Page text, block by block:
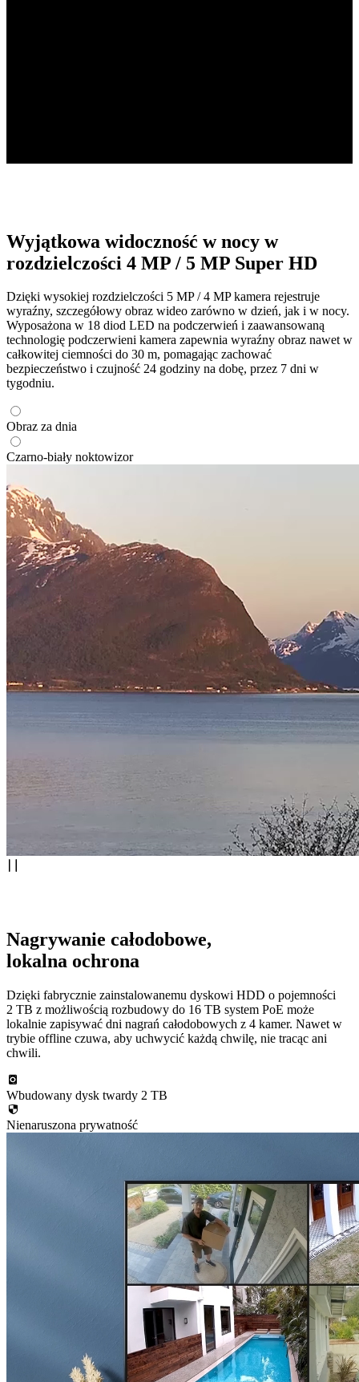
Wyjątkowa widoczność w nocy w
rozdzielczości 4 MP / 5 MP Super HD
Dzięki wysokiej rozdzielczości 5 MP / 4 MP kamera rejestruje
wyraźny, szczegółowy obraz wideo zarówno w dzień, jak i w nocy.
Wyposażona w 18 diod LED na podczerwień i zaawansowaną
technologię podczerwieni kamera zapewnia wyraźny obraz nawet w
całkowitej ciemności do 30 m, pomagając zachować
bezpieczeństwo i czujność 24 godziny na dobę, przez 7 dni w
tygodniu.
Obraz za dnia
Czarno-biały noktowizor
Nagrywanie całodobowe,
lokalna ochrona
Dzięki fabrycznie zainstalowanemu dyskowi HDD o pojemności
2 TB z możliwością rozbudowy do 16 TB system PoE może
lokalnie zapisywać dni nagrań całodobowych z 4 kamer. Nawet w
trybie offline czuwa, aby uchwycić każdą chwilę, nie tracąc ani
chwili.
Wbudowany dysk twardy 2 TB
Nienaruszona prywatność